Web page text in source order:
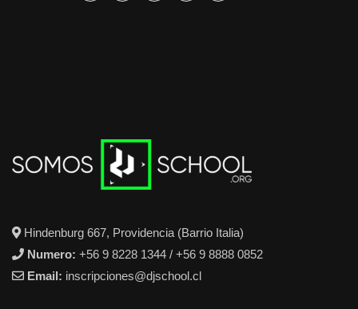
Hindenburg 667, Providencia (Barrio Italia)
Numero: +56 9 8228 1344 / +56 9 8888 0852
Email: inscripciones@djschool.cl